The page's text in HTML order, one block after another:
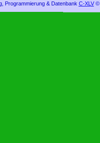
Programmierung & Datenbank C-XL V©